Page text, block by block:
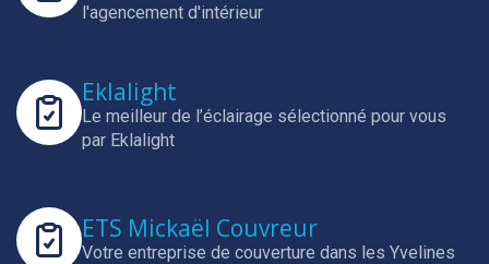
l'agencement d'intérieur
Eklalight
Le meilleur de l’éclairage sélectionné pour vous
par Eklalight
ETS Mickaël Couvreur
Votre entreprise de couverture dans les Yvelines